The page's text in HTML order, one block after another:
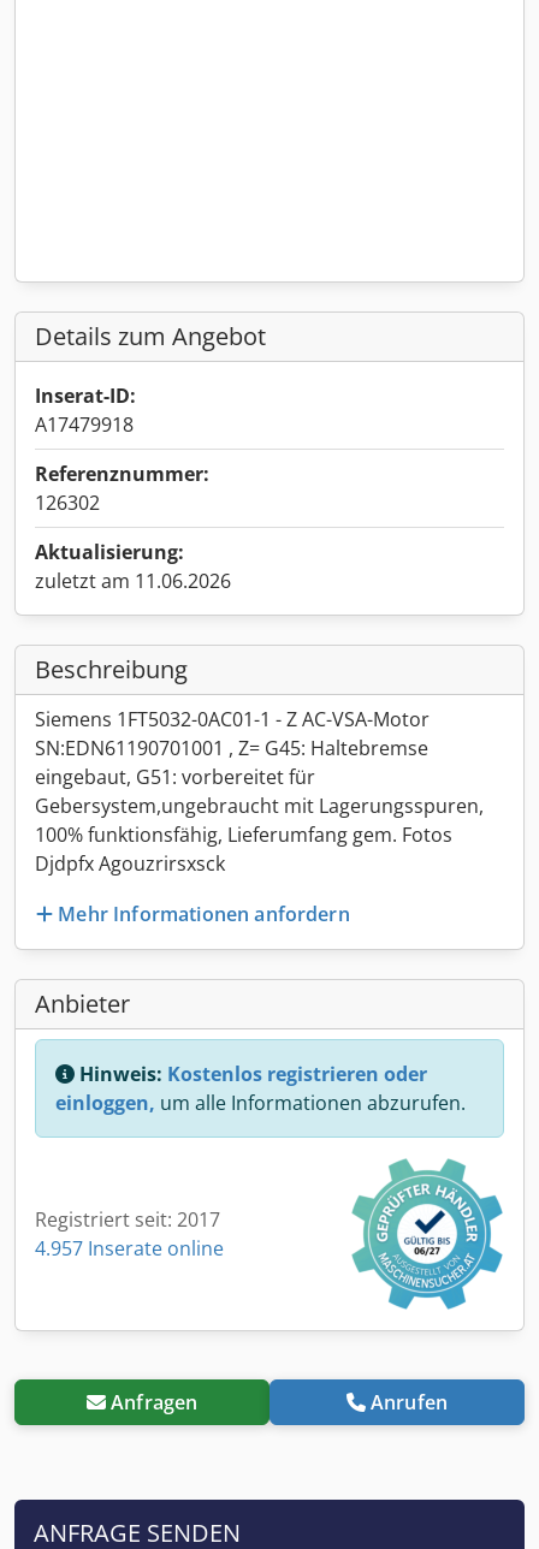
Details zum Angebot
Inserat-ID:
A17479918
Referenznummer:
126302
Aktualisierung:
zuletzt am 11.06.2026
Beschreibung
Siemens 1FT5032-0AC01-1 - Z AC-VSA-Motor
SN:EDN61190701001 , Z= G45: Haltebremse
eingebaut, G51: vorbereitet für
Gebersystem,ungebraucht mit Lagerungsspuren,
100% funktionsfähig, Lieferumfang gem. Fotos
Djdpfx Agouzrirsxsck
Mehr Informationen anfordern
Anbieter
Hinweis: Kostenlos registrieren oder
einloggen, um alle Informationen abzurufen.
Registriert seit: 2017
4.957 Inserate online
Anfragen Anrufen
ANFRAGE SENDEN